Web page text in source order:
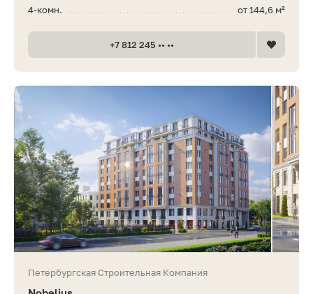
от 144,6 м²
4-комн.
+7 812 245 •• ••
Петербургская Строительная Компания